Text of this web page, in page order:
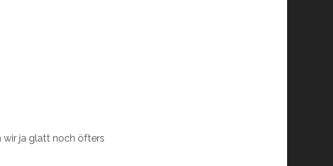
wir ja glatt noch öfters